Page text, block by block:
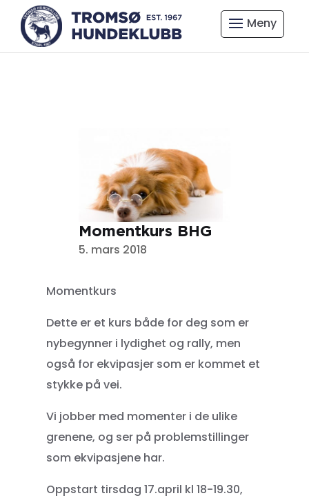
Momentkurs BHG
5. mars 2018
Momentkurs
Dette er et kurs både for deg som er
nybegynner i lydighet og rally, men
også for ekvipasjer som er kommet et
stykke på vei.
Vi jobber med momenter i de ulike
grenene, og ser på problemstillinger
som ekvipasjene har.
Oppstart tirsdag 17.april kl 18-19.30,